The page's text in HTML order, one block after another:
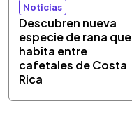
Noticias
Descubren nueva
especie de rana que
habita entre
cafetales de Costa
Rica